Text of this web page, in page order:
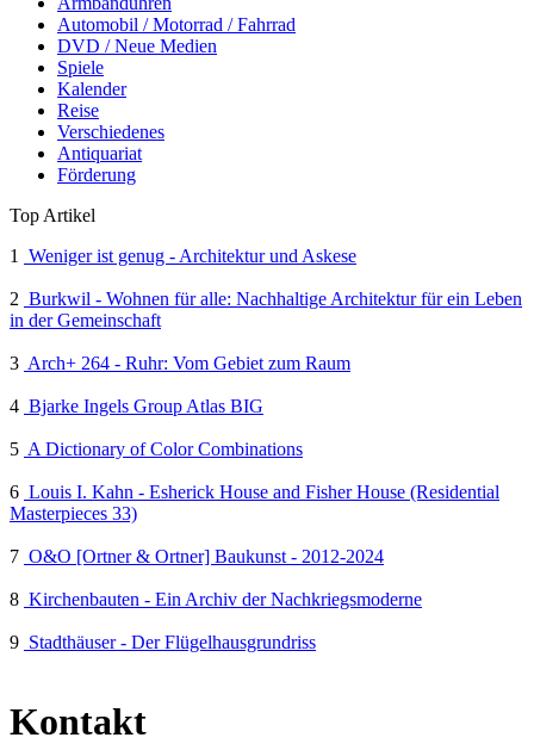
Automobil / Motorrad / Fahrrad
DVD / Neue Medien
Spiele
Kalender
Reise
Verschiedenes
Antiquariat
Förderung
Top Artikel
1
Weniger ist genug - Architektur und Askese
2 Burkwil - Wohnen für alle: Nachhaltige Architektur für ein Leben
in der Gemeinschaft
3 Arch+ 264 - Ruhr: Vom Gebiet zum Raum
4 Bjarke Ingels Group Atlas BIG
5 A Dictionary of Color Combinations
6 Louis I. Kahn - Esherick House and Fisher House (Residential
Masterpieces 33)
7 O&O [Ortner & Ortner] Baukunst - 2012-2024
8 Kirchenbauten - Ein Archiv der Nachkriegsmoderne
9 Stadthäuser - Der Flügelhausgrundriss
Kontakt